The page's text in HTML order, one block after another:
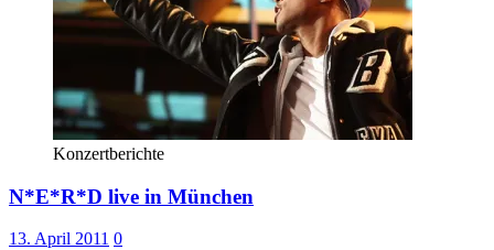
Konzertberichte
N*E*R*D live in München
13. April 2011 0